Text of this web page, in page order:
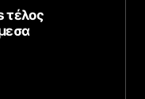
τέλος